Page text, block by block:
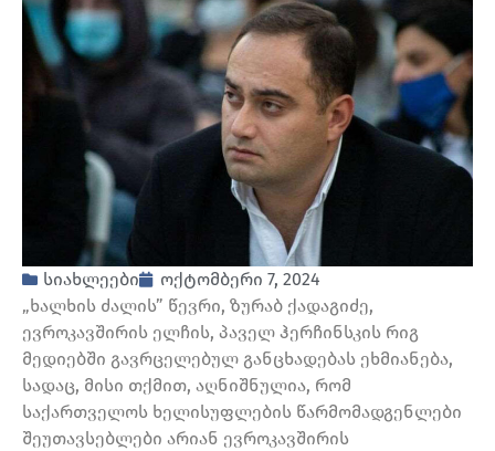
სიახლეები
ოქტომბერი 7, 2024
„ხალხის ძალის” წევრი, ზურაბ ქადაგიძე,
ევროკავშირის ელჩის, პაველ ჰერჩინსკის რიგ
მედიებში გავრცელებულ განცხადებას ეხმიანება,
სადაც, მისი თქმით, აღნიშნულია, რომ
საქართველოს ხელისუფლების წარმომადგენლები
შეუთავსებლები არიან ევროკავშირის